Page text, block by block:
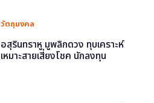
วัตถุมงคล
อสุรินทราหู มูพลิกดวง ทุบเคราะห์
เหมาะสายเสี่ยงโชค นักลงทุน